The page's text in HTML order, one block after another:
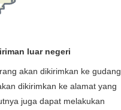
luar negeri
akan dikirimkan ke gudang
dikirimkan ke alamat yang
juga dapat melakukan